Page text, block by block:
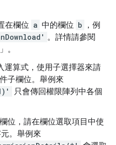
在欄位 a 中的欄位 b
，例
。詳情請參閱
」。
運算式，使用子選擇器來請
子欄位。舉例來
只會傳回權限陣列中各個
位，請在欄位選取項目中使
。舉例來